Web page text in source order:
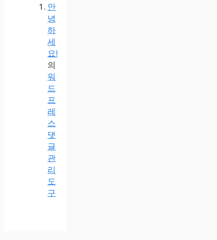
안
녕
하
세
요!
의
워
드
프
레
스
댓
글
관
리
도
구